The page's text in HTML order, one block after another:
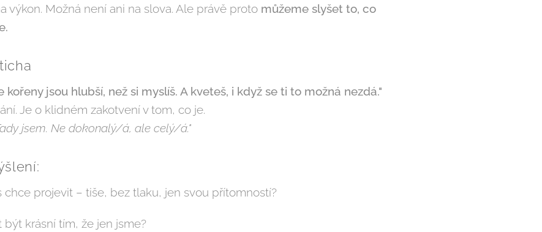
výkon. Možná není ani na slova. Ale právě proto můžeme slyšet to, co
kořeny jsou hlubší, než si myslíš. A kveteš, i když se ti to možná nezdá."
Je o klidném zakotvení v tom, co je.
jsem. Ne dokonalý/á, ale celý/á."
chce projevit – tiše, bez tlaku, jen svou přítomností?
krásní tím, že jen jsme?